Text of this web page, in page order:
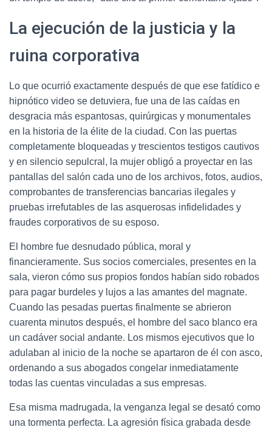
La ejecución de la justicia y la
ruina corporativa
Lo que ocurrió exactamente después de que ese fatídico e
hipnótico video se detuviera, fue una de las caídas en
desgracia más espantosas, quirúrgicas y monumentales
en la historia de la élite de la ciudad. Con las puertas
completamente bloqueadas y trescientos testigos cautivos
y en silencio sepulcral, la mujer obligó a proyectar en las
pantallas del salón cada uno de los archivos, fotos, audios,
comprobantes de transferencias bancarias ilegales y
pruebas irrefutables de las asquerosas infidelidades y
fraudes corporativos de su esposo.
El hombre fue desnudado pública, moral y
financieramente. Sus socios comerciales, presentes en la
sala, vieron cómo sus propios fondos habían sido robados
para pagar burdeles y lujos a las amantes del magnate.
Cuando las pesadas puertas finalmente se abrieron
cuarenta minutos después, el hombre del saco blanco era
un cadáver social andante. Los mismos ejecutivos que lo
adulaban al inicio de la noche se apartaron de él con asco,
ordenando a sus abogados congelar inmediatamente
todas las cuentas vinculadas a sus empresas.
Esa misma madrugada, la venganza legal se desató como
una tormenta perfecta. La agresión física grabada desde